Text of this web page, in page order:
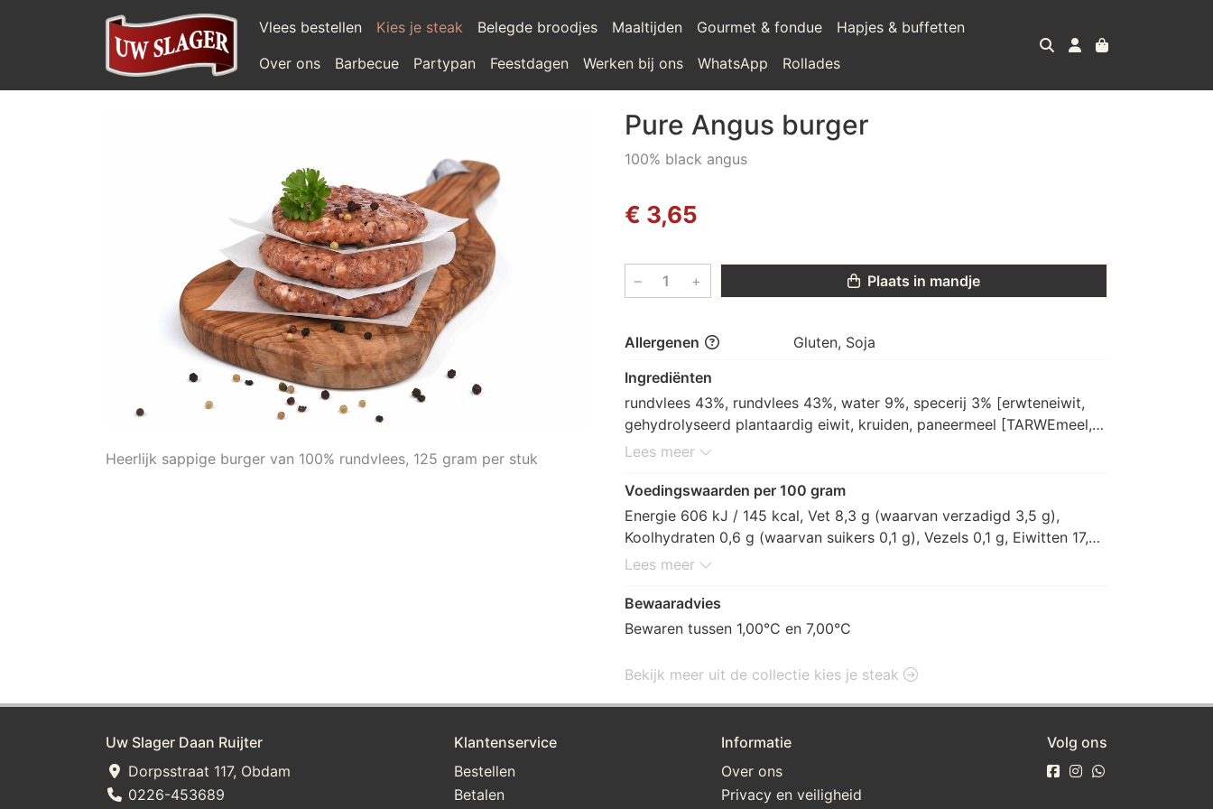
Vlees bestellen Kies je steak Belegde broodjes Maaltijden Gourmet & fondue
Hapjes & buffetten
Over ons
Barbecue Partypan Feestdagen Werken bij ons WhatsApp Rollades
Heerlijk sappige burger van 100% rundvlees, 125 gram per stuk
Pure Angus burger
100% black angus
€ 3,65
– + Plaats in mandje
Allergenen
Gluten, Soja
Ingrediënten
rundvlees 43%, rundvlees 43%, water 9%, specerij 3% [erwteneiwit,
gehydrolyseerd plantaardig eiwit, kruiden, paneermeel [TARWEmeel,
GLUTEN], paprika, SOJAeiwitconcentraat, zout, antioxidant: E300,
lactaat [antioxidant: E325, conserveermiddel: E262], vloeibare
paprika
Lees meer
Voedingswaarden per 100 gram
Energie 606 kJ / 145 kcal, Vet 8,3 g (waarvan verzadigd 3,5 g),
Koolhydraten 0,6 g (waarvan suikers 0,1 g), Vezels 0,1 g, Eiwitten 17,2
g, Zout 0,9 g.
Lees meer
Bewaaradvies
Bewaren tussen 1,00°C en 7,00°C
Bekijk meer uit de collectie kies je steak
Uw Slager Daan Ruijter
Dorpsstraat 117, Obdam
0226-453689
Klantenservice
Bestellen
Betalen
Informatie
Over ons
Privacy en veiligheid
Volg ons